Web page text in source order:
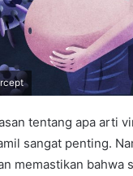
tentang apa arti
sangat penting.
memastikan bahwa